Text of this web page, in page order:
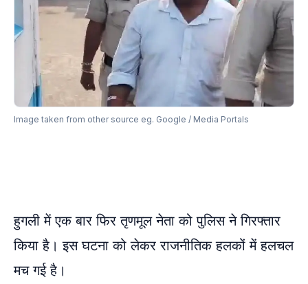
Image taken from other source eg. Google / Media Portals
हुगली में एक बार फिर तृणमूल नेता को पुलिस ने गिरफ्तार
किया है। इस घटना को लेकर राजनीतिक हलकों में हलचल
मच गई है।